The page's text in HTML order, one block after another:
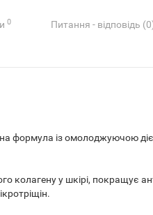
0 Питання - відповідь
формула із омолоджуючою
колагену у шкірі, покращує